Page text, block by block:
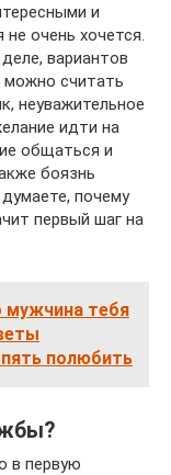
и
очень хочется.
вариантов
можно считать
неуважительное
идти на
общаться и
боязнь
почему
первый шаг на
мужчина тебя
полюбить
в первую